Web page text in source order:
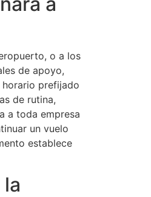
o a los
de apoyo,
prefijado
de rutina,
a toda empresa
un vuelo
establece